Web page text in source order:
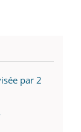
par 2